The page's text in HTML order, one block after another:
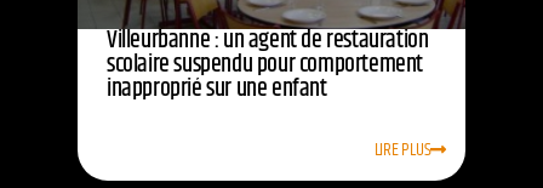
Villeurbanne : un agent de restauration
scolaire suspendu pour comportement
inapproprié sur une enfant
LIRE PLUS